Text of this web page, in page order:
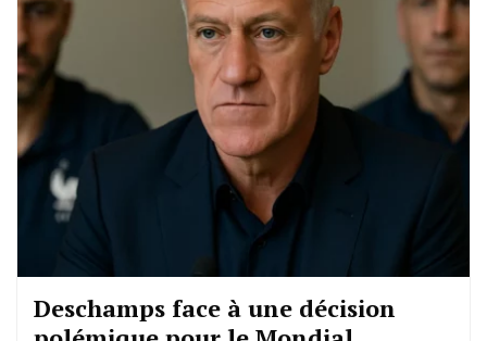
Deschamps face à une décision